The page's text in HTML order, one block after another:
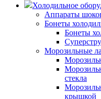
Холодильное
Аппараты
Бонеты
Бонеты
Морозильные
стекла
крышкой